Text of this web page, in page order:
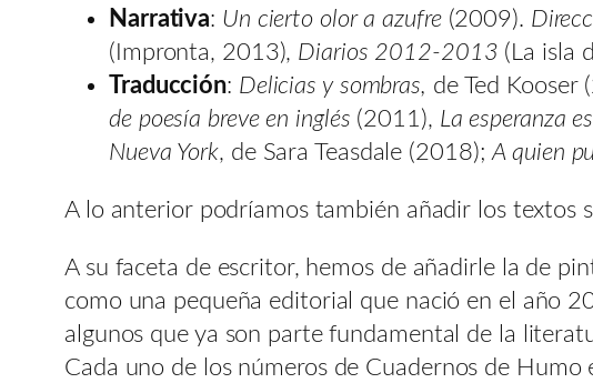
Narrativa: Un cierto olor a azufre(2009).
(Impronta, 2013), Diarios 2012-2013 (La isla
Traducción: Delicias y sombras, de Ted Kooser
de poesía breve en inglés (2011), La esperanza
Nueva York, de Sara Teasdale (2018);A quien
A lo anterior podríamos también añadir los textos
A su faceta de escritor, hemos de añadirle la de
como una pequeña editorial que nació en el año
algunos que ya son parte fundamental de la
Cada uno de los números de Cuadernos de